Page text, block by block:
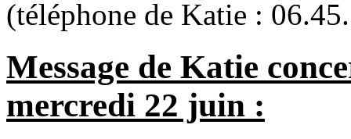
(téléphone de Katie :
Message de Katie
mercredi 22 juin :